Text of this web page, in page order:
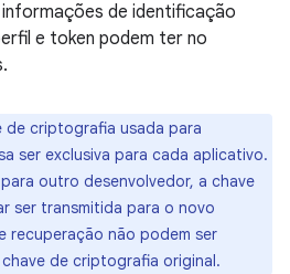
de identificação
e token podem ter no
de criptografia usada para
ser exclusiva para cada aplicativo.
outro desenvolvedor, a chave
ser transmitida para o novo
recuperação não podem ser
de criptografia original.